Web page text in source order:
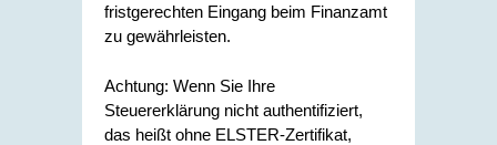
fristgerechten Eingang beim Finanzamt
zu gewährleisten.
Achtung: Wenn Sie Ihre
Steuererklärung nicht authentifiziert,
das heißt ohne ELSTER-Zertifikat,